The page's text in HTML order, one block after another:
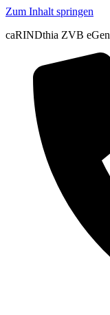
Zum Inhalt springen
caRINDthia ZVB eGen